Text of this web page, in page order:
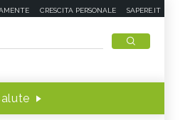
CRESCITA PERSONALE SAPERE.IT